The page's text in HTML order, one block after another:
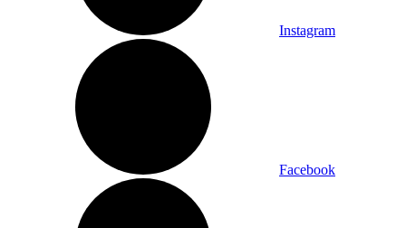
Instagram
Facebook